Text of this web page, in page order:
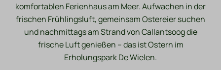
komfortablen Ferienhaus am Meer. Aufwachen in der
frischen Frühlingsluft, gemeinsam Ostereier suchen
und nachmittags am Strand von Callantsoog die
frische Luft genießen – das ist Ostern im
Erholungspark De Wielen.